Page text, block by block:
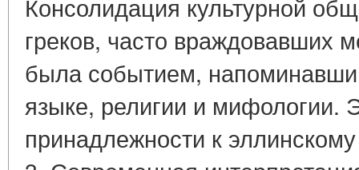
Консолидация культурной
греков, часто враждовавших
была событием,
языке, религии и мифологии.
принадлежности к